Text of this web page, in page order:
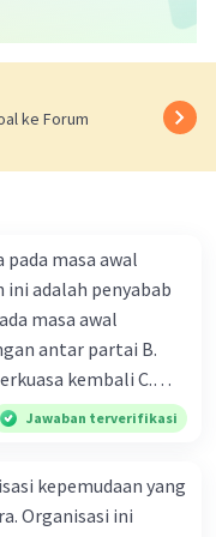
Level 58
Mesir adalah:
dukungan
Palestina di
berusaha
hubungan
dengan
di PBB. Hal
menggunakan
ke Forum
masa awal
adalah penyabab
masa awal
antar partai B.
kembali C.
D. Terjadinya
keamanan
partai partai
tanggal 3
Jawaban terverifikasi
kepemudaan yang
Organisasi ini